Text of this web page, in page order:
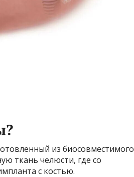
из биосовместимого
ткань челюсти, где со
с костью.